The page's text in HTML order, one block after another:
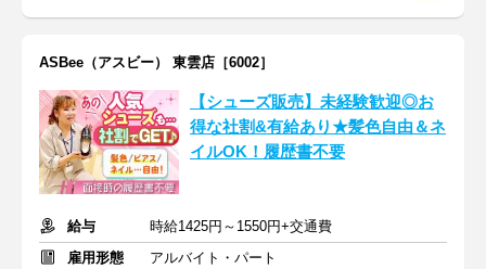
ASBee（アスビー） 東雲店［6002］
【シューズ販売】未経験歓迎◎お
得な社割&有給あり★髪色自由＆ネ
イルOK！履歴書不要
給与
時給1425円～1550円+交通費
雇用形態
アルバイト・パート